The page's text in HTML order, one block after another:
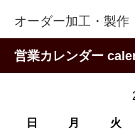
オーダー加工・製
営業カレンダー
日 月 火